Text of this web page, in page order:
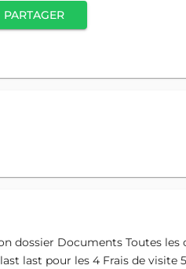
PARTAGER
dossier Documents Toutes
last pour les 4 Frais de visite